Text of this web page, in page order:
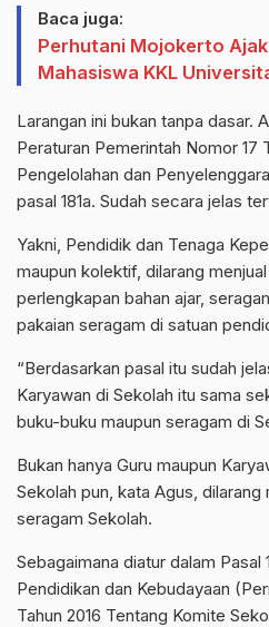
Baca juga:
Perhutani Mojokerto
Mahasiswa KKL
Larangan ini bukan tanpa dasar.
Peraturan Pemerintah Nomor 17
Pengelolahan dan
pasal 181a. Sudah secara jelas
Yakni, Pendidik dan Tenaga
maupun kolektif, dilarang
perlengkapan bahan ajar,
pakaian seragam di satuan
“Berdasarkan pasal itu sudah
Karyawan di Sekolah itu sama
buku-buku maupun seragam di
Bukan hanya Guru maupun
Sekolah pun, kata Agus, dilarang
seragam Sekolah.
Sebagaimana diatur dalam Pasal
Pendidikan dan Kebudayaan
Tahun 2016 Tentang Komite